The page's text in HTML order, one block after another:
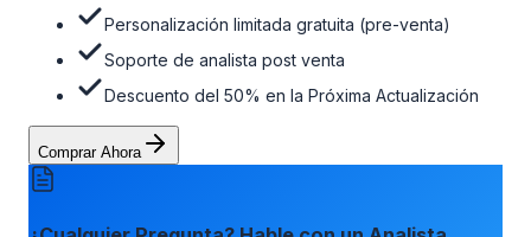
Personalización limitada gratuita (pre-venta)
Soporte de analista post venta
Descuento del 50% en la Próxima Actualización
Comprar Ahora